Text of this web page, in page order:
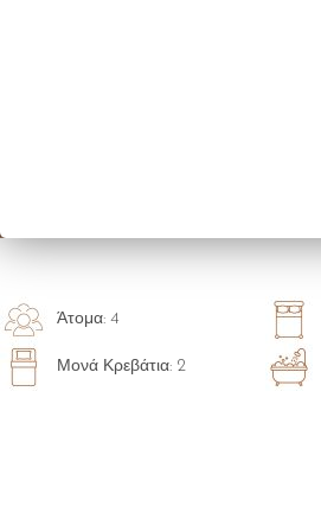
Άτομα: 4
Μονά Κρεβάτια: 2